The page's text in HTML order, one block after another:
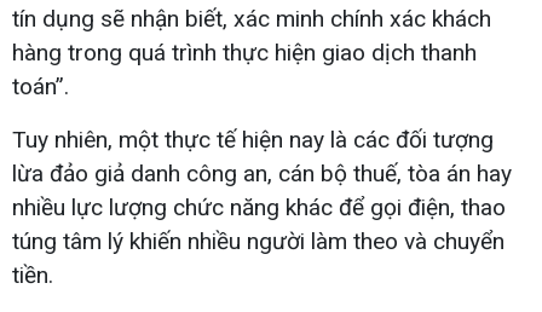
tín dụng sẽ nhận biết, xác minh chính xác khách
hàng trong quá trình thực hiện giao dịch thanh
toán”.
Tuy nhiên, một thực tế hiện nay là các đối tượng
lừa đảo giả danh công an, cán bộ thuế, tòa án hay
nhiều lực lượng chức năng khác để gọi điện, thao
túng tâm lý khiến nhiều người làm theo và chuyển
tiền.